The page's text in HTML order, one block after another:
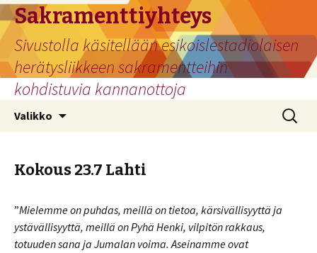
Sakramenttiyhteys
Sivustolla käsitellään esikoislestadiolaisen
herätysliikkeen sakramentteihin
kohdistuvia kannanottoja
Valikko Haku:
Kokous 23.7 Lahti
”Mielemme on puhdas, meillä on tietoa, kärsivällisyyttä ja
ystävällisyyttä, meillä on Pyhä Henki, vilpitön rakkaus,
totuuden sana ja Jumalan voima. Aseinamme ovat